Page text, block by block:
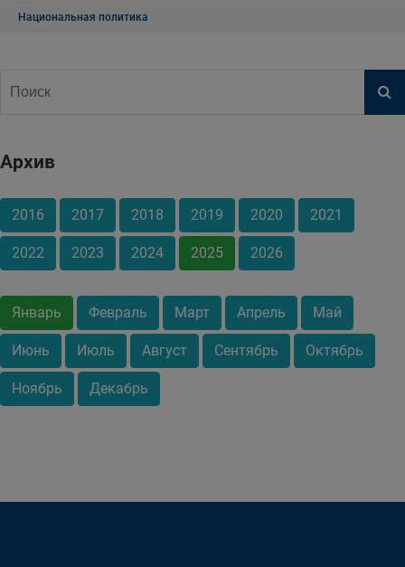
Национальная политика
Архив
2016 2017 2018 2019 2020 2021
2022 2023 2024 2025 2026
Январь Февраль Март Апрель Май
Июнь Июль Август Сентябрь Октябрь
Ноябрь Декабрь